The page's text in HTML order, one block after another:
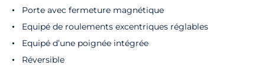
Porte avec fermeture magnétique
Equipé de roulements excentriques réglables
Equipé d’une poignée intégrée
Réversible